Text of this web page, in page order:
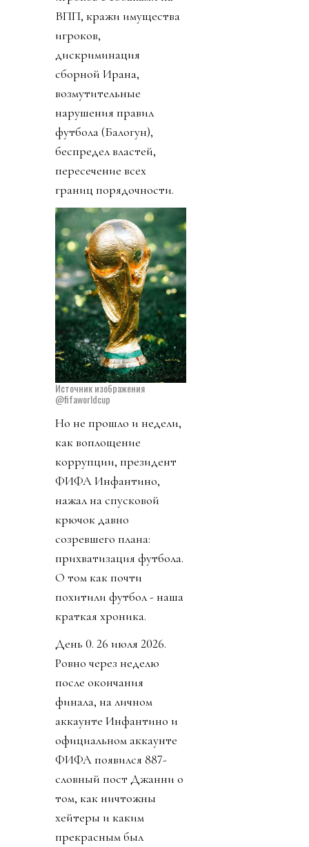
ВПП, кражи имущества
игроков,
дискриминация
сборной Ирана,
возмутительные
нарушения правил
футбола (Балогун),
беспредел властей,
пересечение всех
границ порядочности.
Источник изображения
@fifaworldcup
Но не прошло и недели,
как воплощение
коррупции, президент
ФИФА Инфантино,
нажал на спусковой
крючок давно
созревшего плана:
прихватизация футбола.
О том как почти
похитили футбол - наша
краткая хроника.
День 0. 26 июля 2026.
Ровно через неделю
после окончания
финала, на личном
аккаунте Инфантино и
официальном аккаунте
ФИФА появился 887-
словный пост Джанни о
том, как ничтожны
хейтеры и каким
прекрасным был